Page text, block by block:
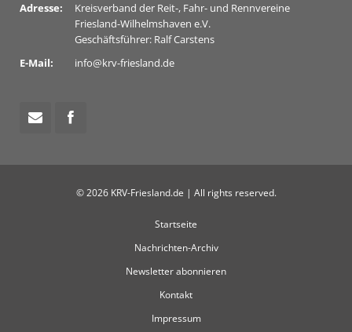
Adresse:
Kreisverband der Reit-, Fahr- und Rennvereine
Friesland-Wilhelmshaven e.V.
Geschäftsführer: Ralf Carstens
E-Mail:
info@krv-friesland.de
© 2026 KRV-Friesland.de | All rights reserved.
Startseite
Nachrichten-Archiv
Newsletter abonnieren
Kontakt
Impressum